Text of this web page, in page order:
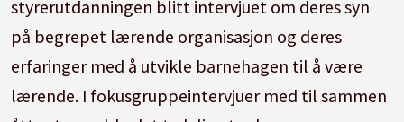
styrerutdanningen blitt intervjuet om deres syn
på begrepet lærende organisasjon og deres
erfaringer med å utvikle barnehagen til å være
lærende. I fokusgruppeintervjuer med til sammen